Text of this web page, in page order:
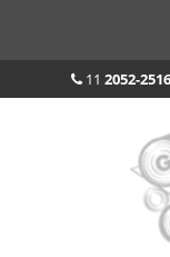
11 2052-2516